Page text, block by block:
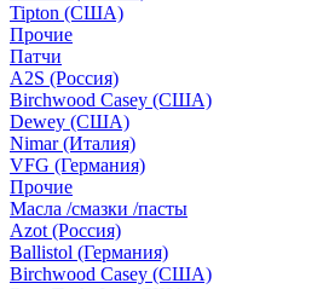
Tipton (США)
Прочие
Патчи
A2S (Россия)
Birchwood Casey (США)
Dewey (США)
Nimar (Италия)
VFG (Германия)
Прочие
Масла /смазки /пасты
Azot (Россия)
Ballistol (Германия)
Birchwood Casey (США)